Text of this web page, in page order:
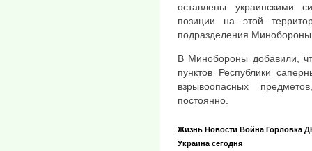
оставлены украинскими
позиции на этой
подразделения
В Минобороны добавили,
пунктов Республики
взрывоопасных
постоянно.
Жизнь Новости Война Горловка
Украина сегодня